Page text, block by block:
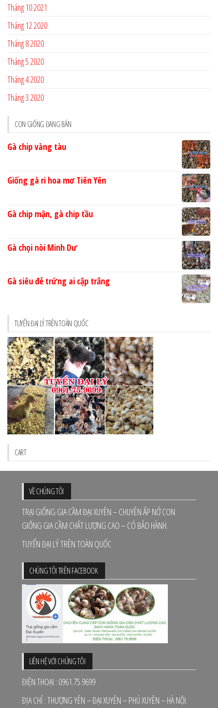
Tháng 10 2021
Tháng 12 2020
Tháng 8 2020
Tháng 5 2020
Tháng 4 2020
Tháng 3 2020
CON GIỐNG ĐANG BÁN
Gà chip vàng tàu
Giống gà ri hoa mơ Tiên Yên
Gà chip mận, gà chip tầu
Gà chọi nòi Minh Dư
Gà siêu đẻ trứng ai cập trắng
TUYỂN ĐẠI LÝ TRÊN TOÀN QUỐC
CART
VỀ CHÚNG TÔI
TRẠI GIỐNG GIA CẦM ĐẠI XUYÊN – CHUYÊN ẤP NỞ CON
GIỐNG GIA CẦM CHẤT LƯỢNG CAO – CÓ BẢO HÀNH.
TUYỂN ĐẠI LÝ TRÊN TOÀN QUỐC
CHÚNG TÔI TRÊN FACEBOOK
LIÊN HỆ VỚI CHÚNG TÔI
ĐIỆN THOẠI : 0961.75.9699
ĐỊA CHỈ : THƯỢNG YÊN – ĐẠI XUYÊN – PHÚ XUYÊN – HÀ NỘI.